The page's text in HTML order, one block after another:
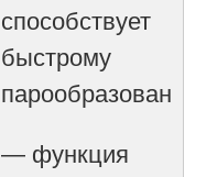
способствует
быстрому
парообразованию.
— функция